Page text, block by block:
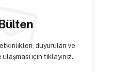
duyuruları ve
için tıklayınız.